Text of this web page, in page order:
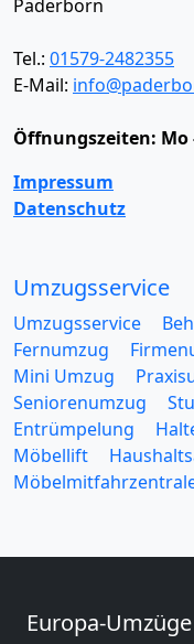
Paderborn
Tel.: 01579-2482355
E-Mail:
Öffnungszeiten: Mo
Impressum
Datenschutz
Umzugsservice
Umzugsservice
Fernumzug
Mini Umzug
Seniorenumzug
Entrümpelung
Möbellift
Europa-Umzüge